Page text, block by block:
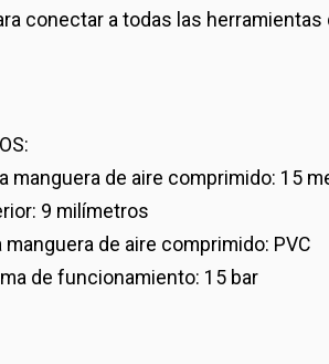
conectar a todas las
manguera de aire comprimido: 15
9 milímetros
de aire comprimido: PVC
de funcionamiento: 15 bar